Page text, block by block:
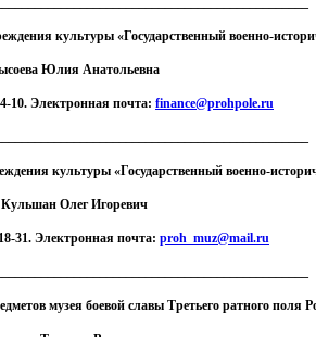
культуры «Государственный военно-
Юлия Анатольевна
10. Электронная почта: finance@prohpole.ru
культуры «Государственный военно-
Кульшан Олег Игоревич
31. Электронная почта: proh_muz@mail.ru
музея боевой славы Третьего ратного поля